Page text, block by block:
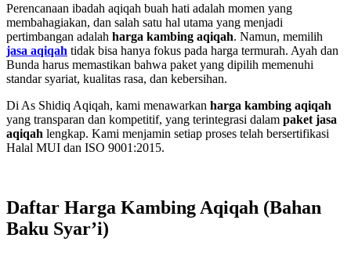
Perencanaan ibadah aqiqah buah hati adalah momen yang
membahagiakan, dan salah satu hal utama yang menjadi
pertimbangan adalah harga kambing aqiqah. Namun, memilih
jasa aqiqah tidak bisa hanya fokus pada harga termurah. Ayah dan
Bunda harus memastikan bahwa paket yang dipilih memenuhi
standar syariat, kualitas rasa, dan kebersihan.
Di As Shidiq Aqiqah, kami menawarkan harga kambing aqiqah
yang transparan dan kompetitif, yang terintegrasi dalam paket jasa
aqiqah lengkap. Kami menjamin setiap proses telah bersertifikasi
Halal MUI dan ISO 9001:2015.
Daftar Harga Kambing Aqiqah (Bahan
Baku Syar’i)